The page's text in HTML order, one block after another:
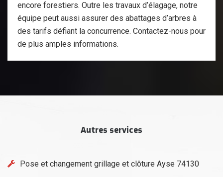
encore forestiers. Outre les travaux d’élagage, notre
équipe peut aussi assurer des abattages d’arbres à
des tarifs défiant la concurrence. Contactez-nous pour
de plus amples informations.
Autres services
Pose et changement grillage et clôture Ayse 74130